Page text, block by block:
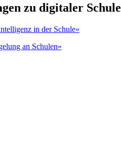
zu digitaler Schule
in der Schule»
an Schulen»